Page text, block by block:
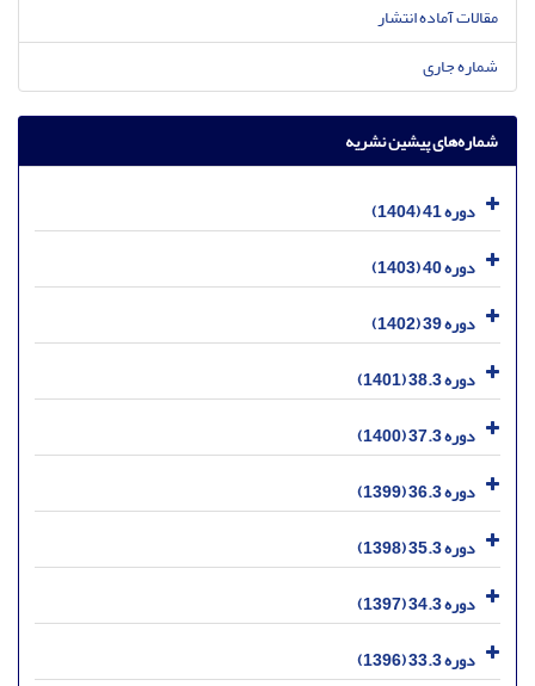
مقالات آماده انتشار
شماره جاری
شماره‌های پیشین نشریه
دوره 41 (1404)
دوره 40 (1403)
دوره 39 (1402)
دوره 38.3 (1401)
دوره 37.3 (1400)
دوره 36.3 (1399)
دوره 35.3 (1398)
دوره 34.3 (1397)
دوره 33.3 (1396)